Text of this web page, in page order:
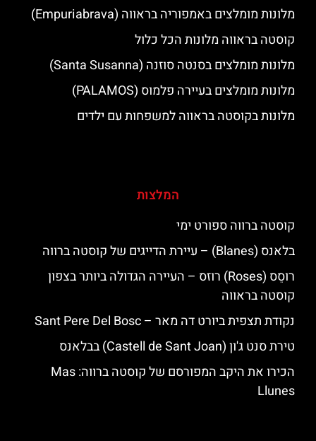
מלונות מומלצים באמפוריה בראווה (Empuriabrava)
קוסטה בראווה מלונות הכל כלול
מלונות מומלצים בסנטה סוזנה (Santa Susanna)
מלונות מומלצים בעיירה פלמוס (PALAMOS)
מלונות בקוסטה בראווה למשפחות עם ילדים
המלצות
קוסטה ברווה ספורט ימי
בלאנס (Blanes) – עיירת הדייגים של קוסטה ברווה
רוסֵס (Roses) רוזס – העיירה הגדולה ביותר בצפון
קוסטה בראווה
נקודת תצפית ביורט דה מאר – Sant Pere Del Bosc
טירת סנט ג'ון (Castell de Sant Joan) בבלאנס
הכירו את היקב המפורסם של קוסטה ברווה: ‪‪Mas
Llunes‬‬